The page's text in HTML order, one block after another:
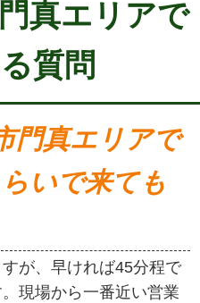
真エリアで
質問
門真エリアで
いで来ても
が、早ければ45分程で
現場から一番近い営業